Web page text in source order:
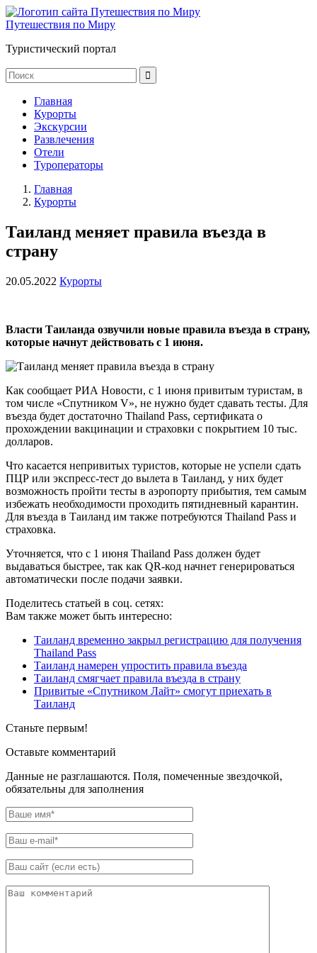
Путешествия по Миру
Туристический портал
Главная
Курорты
Экскурсии
Развлечения
Отели
Туроператоры
Главная
Курорты
Таиланд меняет правила въезда в
страну
20.05.2022 Курорты
Власти Таиланда озвучили новые правила въезда в страну,
которые начнут действовать с 1 июня.
Как сообщает РИА Новости, с 1 июня привитым туристам, в
том числе «Спутником V», не нужно будет сдавать тесты. Для
въезда будет достаточно Thailand Pass, сертификата о
прохождении вакцинации и страховки с покрытием 10 тыс.
долларов.
Что касается непривитых туристов, которые не успели сдать
ПЦР или экспресс-тест до вылета в Таиланд, у них будет
возможность пройти тесты в аэропорту прибытия, тем самым
избежать необходимости проходить пятидневный карантин.
Для въезда в Таиланд им также потребуются Thailand Pass и
страховка.
Уточняется, что с 1 июня Thailand Pass должен будет
выдаваться быстрее, так как QR-код начнет генерироваться
автоматически после подачи заявки.
Поделитесь статьей в соц. сетях:
Вам также может быть интересно:
Таиланд временно закрыл регистрацию для получения
Thailand Pass
Таиланд намерен упростить правила въезда
Таиланд смягчает правила въезда в страну
Привитые «Спутником Лайт» смогут приехать в
Таиланд
Станьте первым!
Оставьте комментарий
Данные не разглашаются. Поля, помеченные звездочкой,
обязательны для заполнения